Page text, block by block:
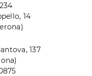
14
137